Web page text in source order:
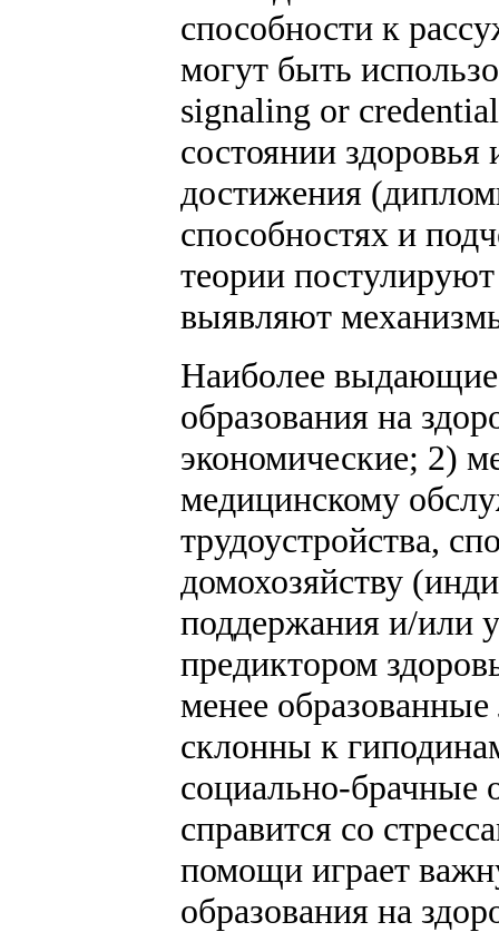
способности к
могут быть
signaling or
состоянии
достижения
способностях и
теории
выявляют
Наиболее
образования на
экономические; 2)
медицинскому
трудоустройства,
домохозяйству
поддержания и/или
предиктором
менее
склонны к
социально-брачные
справится со
помощи играет
образования на